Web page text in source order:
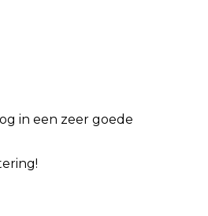
in een zeer goede